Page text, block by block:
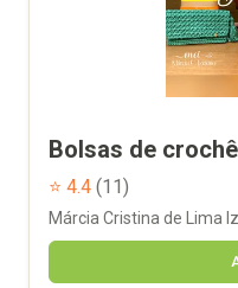
Bolsas de crochê
⭐ 4.4 (11)
Márcia Cristina de Lima